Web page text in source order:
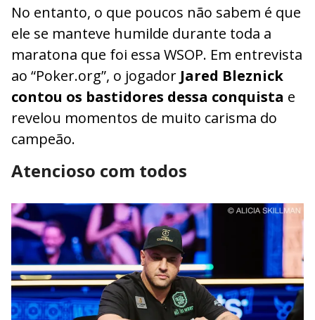
No entanto, o que poucos não sabem é que
ele se manteve humilde durante toda a
maratona que foi essa WSOP. Em entrevista
ao “Poker.org”, o jogador Jared Bleznick
contou os bastidores dessa conquista e
revelou momentos de muito carisma do
campeão.
Atencioso com todos